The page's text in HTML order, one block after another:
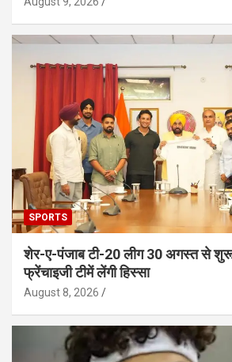
SPORTS
शेर-ए-पंजाब टी-20 लीग 30 अगस्त से शुरू
फ्रेंचाइजी टीमें लेंगी हिस्सा
August 8, 2026